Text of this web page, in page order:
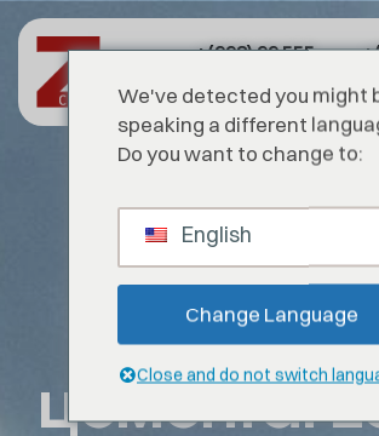
+(998) 99 555
силой
цемента:
We've detected you might
speaking a different
Do you want to change to:
English
Change Language
Close and do not switch